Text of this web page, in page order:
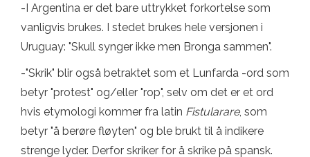
-I Argentina er det bare uttrykket forkortelse som
vanligvis brukes. I stedet brukes hele versjonen i
Uruguay: "Skull synger ikke men Bronga sammen".
-"Skrik" blir også betraktet som et Lunfarda -ord som
betyr "protest" og/eller "rop", selv om det er et ord
hvis etymologi kommer fra latin Fistularare, som
betyr "å berøre fløyten" og ble brukt til å indikere
strenge lyder. Derfor skriker for å skrike på spansk.